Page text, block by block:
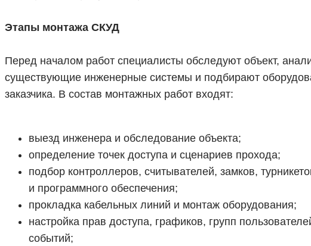
Этапы монтажа СКУД
Перед началом работ специалисты обследуют объект,
существующие инженерные системы и подбирают
заказчика. В состав монтажных работ входят:
выезд инженера и обследование объекта;
определение точек доступа и сценариев прохода;
подбор контроллеров, считывателей, замков,
и программного обеспечения;
прокладка кабельных линий и монтаж оборудования;
настройка прав доступа, графиков, групп
событий;